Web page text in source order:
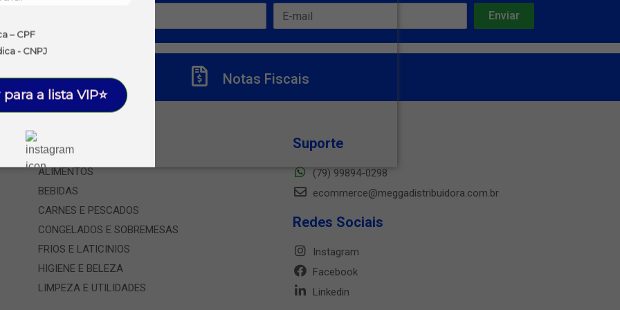
– CPF
- CNPJ
a lista VIP⭐
Títulos Notas Fiscais
Departamentos
ALIMENTOS
BEBIDAS
CARNES E PESCADOS
CONGELADOS E SOBREMESAS
FRIOS E LATICINIOS
HIGIENE E BELEZA
LIMPEZA E UTILIDADES
Suporte
(79) 99894-0298
ecommerce@meggadistribuidora.com.br
Redes Sociais
Instagram
Facebook
Linkedin